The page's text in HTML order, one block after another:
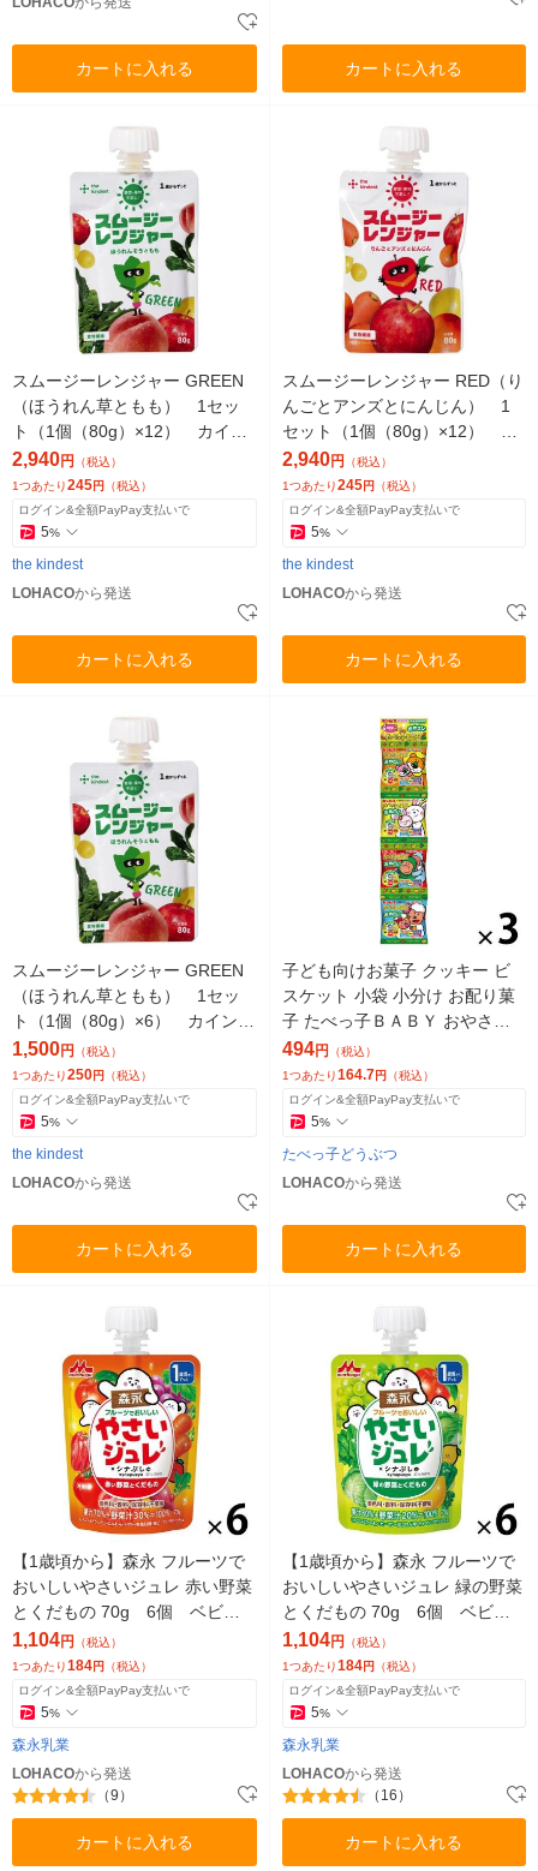
カートに入れる カートに入れる
スムージーレンジャー GREEN
（ほうれん草ともも） 1セッ
ト（1個（80g）×12） カイン
デスト
2,940円 （税込）
1つあたり245円 （税込）
ログイン&全額PayPay支払いで
5%
the kindest
LOHACOから発送
カートに入れる
スムージーレンジャー RED（り
んごとアンズとにんじん） 1
セット（1個（80g）×12） カ
インデスト
2,940円 （税込）
1つあたり245円 （税込）
ログイン&全額PayPay支払いで
5%
the kindest
LOHACOから発送
カートに入れる
スムージーレンジャー GREEN
（ほうれん草ともも） 1セッ
ト（1個（80g）×6） カインデ
スト
1,500円
（税込）
1つあたり250円 （税込）
ログイン&全額PayPay支払いで
5%
the kindest
LOHACOから発送
カートに入れる
子ども向けお菓子 クッキー ビ
スケット 小袋 小分け お配り菓
子 たべっ子ＢＡＢＹ おやさ
い 14g×4連袋 1セット（1個×
3）
494円
（税込）
1つあたり164.7 円 （税込）
ログイン&全額PayPay支払いで
5%
たべっ子どうぶつ
LOHACOから発送
カートに入れる
【1歳頃から】森永 フルーツで
おいしいやさいジュレ 赤い野菜
とくだもの 70g 6個 ベビー
フード 離乳食 ゼリー飲料
1,104円 （税込）
1つあたり184円 （税込）
ログイン&全額PayPay支払いで
5%
森永乳業
LOHACOから発送
（9）
カートに入れる
【1歳頃から】森永 フルーツで
おいしいやさいジュレ 緑の野菜
とくだもの 70g 6個 ベビー
フード 離乳食 ゼリー飲料
1,104円 （税込）
1つあたり184円 （税込）
ログイン&全額PayPay支払いで
5%
森永乳業
LOHACOから発送
（16）
カートに入れる